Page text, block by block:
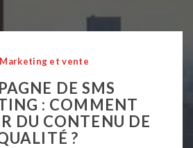
Marketing et vente
DE SMS
: COMMENT
DU CONTENU DE
?